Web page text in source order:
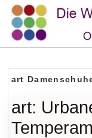
art
art: